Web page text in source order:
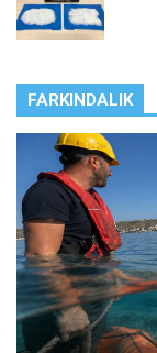
FARKINDALIK